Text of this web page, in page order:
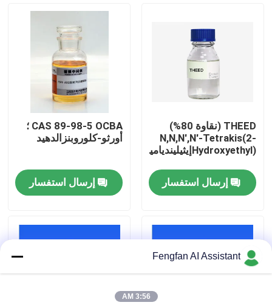
فيديوهات
معلومات عنا
ضبط الجودة
اتصل بنا
أخبار
اطلب عرض أسعار
THEED (نقاوة 80%)
N,N,N',N'-Tetrakis(2-
Hydroxyethyl)إيثيلينديامين
إرسال استفسار
CAS 89-98-5 OCBA ؛
أورثو-كلوروبنزالدهيد
إرسال استفسار
Fengfan AI Assistant
3:56 AM